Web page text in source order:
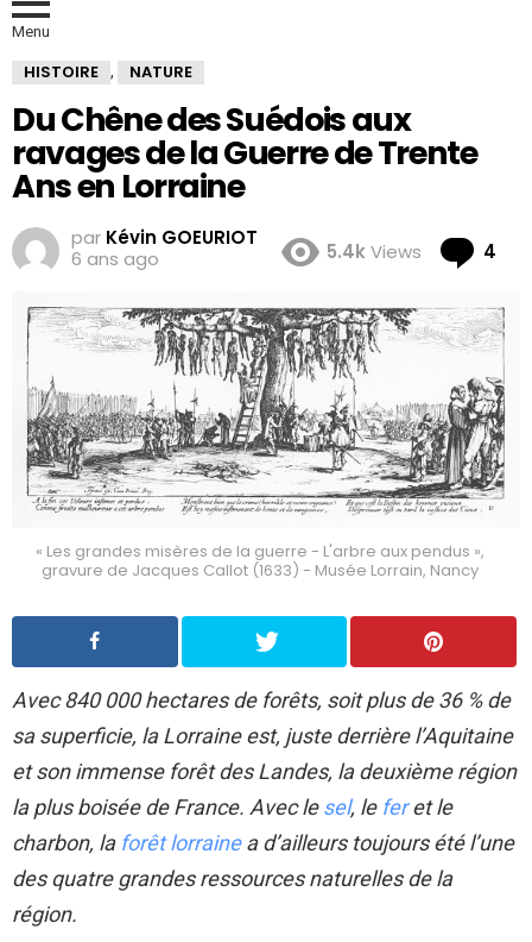
Menu
HISTOIRE , NATURE
Du Chêne des Suédois aux
ravages de la Guerre de Trente
Ans en Lorraine
par Kévin GOEURIOT
6 ans ago
5.4kViews 4
« Les grandes misères de la guerre - L'arbre aux pendus »,
gravure de Jacques Callot (1633) - Musée Lorrain, Nancy
Avec 840 000 hectares de forêts, soit plus de 36 % de
sa superficie, la Lorraine est, juste derrière l’Aquitaine
et son immense forêt des Landes, la deuxième région
la plus boisée de France. Avec lesel, le feret le
charbon, la forêt lorrainea d’ailleurs toujours été l’une
des quatre grandes ressources naturelles de la
région.